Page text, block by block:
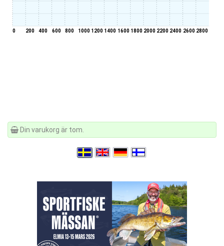
0 200 400 600 800 1000 1200 1400 1600 1800 2000 2200 2400 2600 2800
Din varukorg är tom.